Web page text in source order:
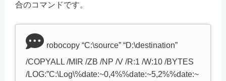
合のコマンドです。
robocopy “C:\source” “D:\destination”
/COPYALL /MIR /ZB /NP /V /R:1 /W:10 /BYTES
/LOG:”C:\Log\%date:~0,4%%date:~5,2%%date:~